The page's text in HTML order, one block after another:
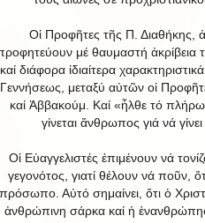
Οἱ Προφῆτες τῆς Π. Διαθήκης,
μέ θαυμαστή ἀκρίβεια
καί διάφορα ἰδιαίτερα
Γεννήσεως, μεταξύ αὐτῶν οἱ
καί Ἀββακούμ. Καί «ἦλθε τό
γίνεται ἄνθρωπος γιά νά
Οἱ Εὐαγγελιστές ἐπιμένουν νά
γεγονότος, γιατί θέλουν νά ποῦν,
πρόσωπο. Αὐτό σημαίνει, ὅτι ὁ
ἀνθρώπινη σάρκα καί ἡ